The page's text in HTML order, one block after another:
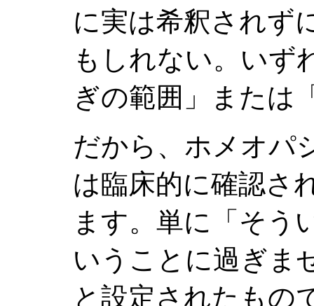
に実は希釈されず
もしれない。いず
ぎの範囲」または
だから、ホメオパ
は臨床的に確認さ
ます。単に「そう
いうことに過ぎま
と設定されたもの